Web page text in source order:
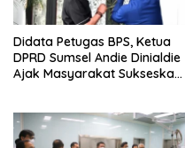
Didata Petugas BPS, Ketua
DPRD Sumsel Andie Dinialdie
Ajak Masyarakat Sukseskan